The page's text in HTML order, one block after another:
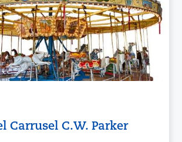
Carrusel C.W. Parker